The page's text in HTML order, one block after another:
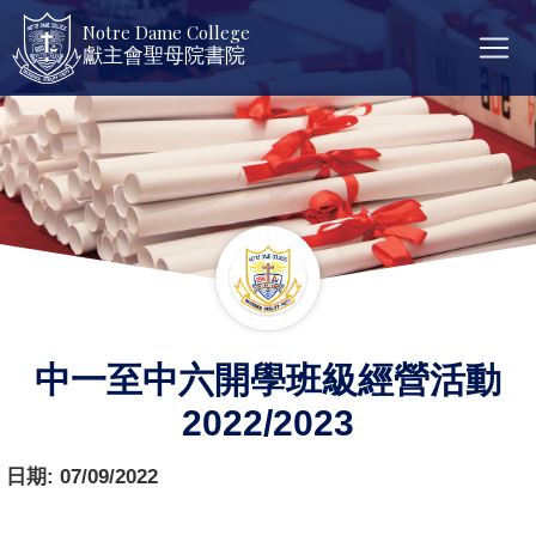
Notre Dame College
獻主會聖母院書院
中一至中六開學班級經營活動
2022/2023
日期: 07/09/2022